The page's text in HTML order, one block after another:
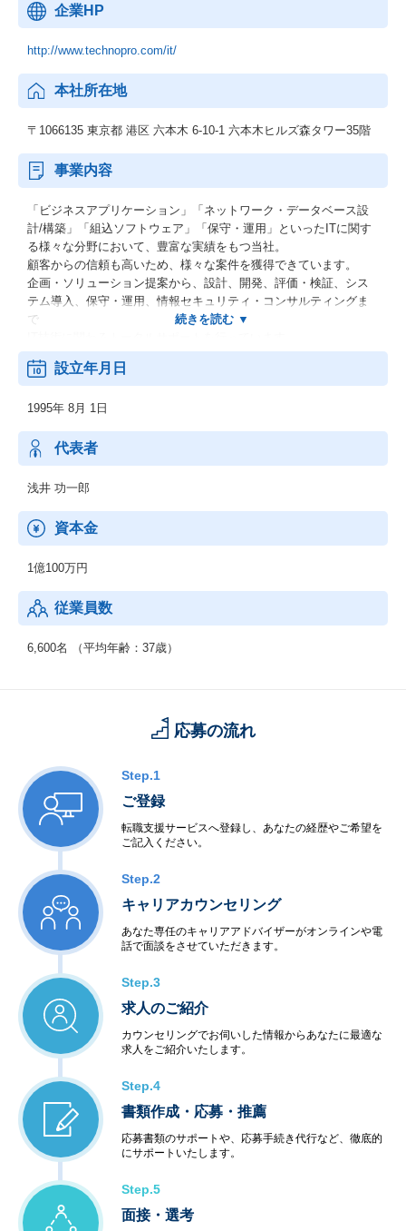
企業HP
http://www.technopro.com/it/
本社所在地
〒1066135 東京都 港区 六本木 6-10-1 六本木ヒルズ森タワー35階
事業内容
「ビジネスアプリケーション」「ネットワーク・データベース設
計/構築」「組込ソフトウェア」「保守・運用」といったITに関す
る様々な分野において、豊富な実績をもつ当社。
顧客からの信頼も高いため、様々な案件を獲得できています。
企画・ソリューション提案から、設計、開発、評価・検証、シス
テム導入、保守・運用、情報セキュリティ・コンサルティングま
で
また、開発プロセスで蓄積したノウハウをお客様と共有し、
新しいビジネスを創造する役割を果たしているのも当社の特徴の
当社は、いつもお客様のご要望にお応し、
最高の答えをご提供することを最優先に考え、行動しています。
また、エンジニアが自分自身を進化させる環境を豊富にご用意し
ています。
ぜひ弊社で「市場価値の高いエンジニア」に成長していきません
設立年月日
1995年 8月 1日
代表者
浅井 功一郎
資本金
1億100万円
従業員数
6,600名 （平均年齢：37歳）
応募の流れ
Step.1
ご登録
転職支援サービスへ登録し、あなたの経歴やご希望を
ご記入ください。
Step.2
キャリアカウンセリング
あなた専任のキャリアアドバイザーがオンラインや電
話で面談をさせていただきます。
Step.3
求人のご紹介
カウンセリングでお伺いした情報からあなたに最適な
求人をご紹介いたします。
Step.4
書類作成・応募・推薦
応募書類のサポートや、応募手続き代行など、徹底的
にサポートいたします。
Step.5
面接・選考